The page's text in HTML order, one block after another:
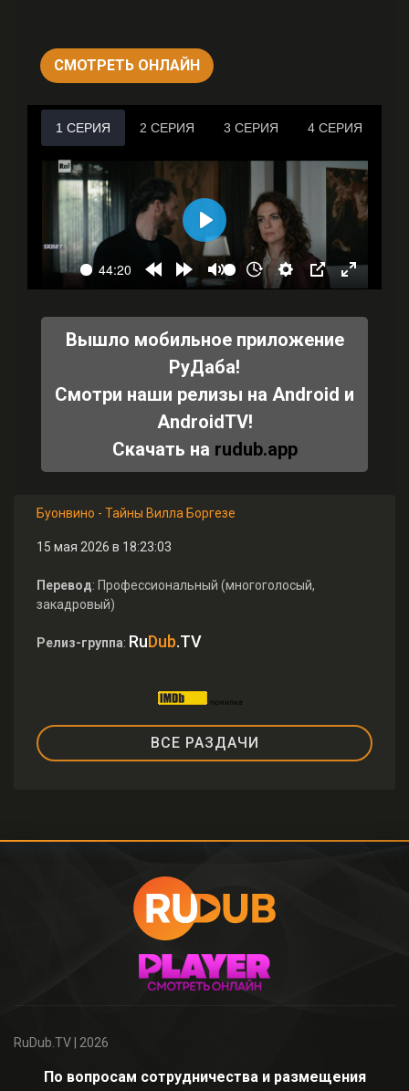
СМОТРЕТЬ ОНЛАЙН
Вышло мобильное приложение
РуДаба!
Смотри наши релизы на Android и
AndroidTV!
Скачать на rudub.app
Буонвино - Тайны Вилла Боргезе
15 мая 2026 в 18:23:03
Перевод: Профессиональный (многоголосый,
закадровый)
Релиз-группа: RuDub.TV
ВСЕ РАЗДАЧИ
RuDub.TV | 2026
По вопросам сотрудничества и размещения